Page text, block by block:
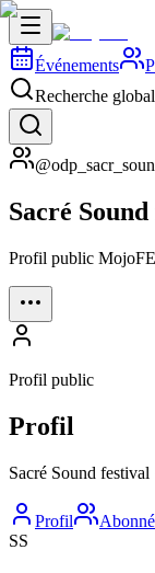
Événements
Recherche
Sacré
Profil public
Profil public
Profil
Sacré Sound
Profil
SS